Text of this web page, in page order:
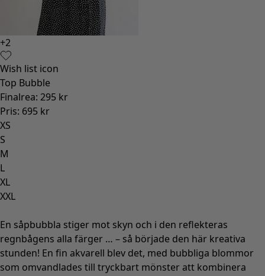
+2
Wish list icon
Top Bubble
Finalrea: 295 kr
Pris: 695 kr
XS
S
M
L
XL
XXL
En såpbubbla stiger mot skyn och i den reflekteras
regnbågens alla färger … – så började den här kreativa
stunden! En fin akvarell blev det, med bubbliga blommor
som omvandlades till tryckbart mönster att kombinera